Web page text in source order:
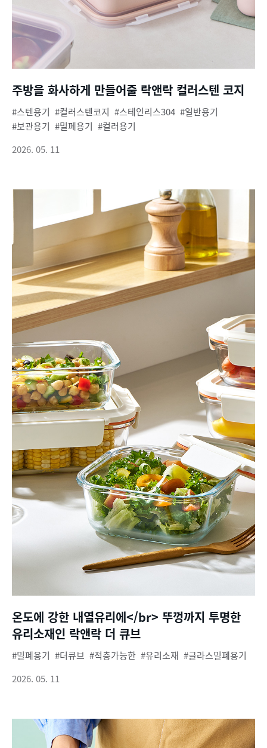
주방을 화사하게 만들어줄 락앤락 컬러스텐 코지
스텐용기 컬러스텐코지 스테인리스304
일반용기
보관용기
밀폐용기
컬러용기
2026. 05. 11
온도에 강한 내열유리에</br> 뚜껑까지 투명한
유리소재인 락앤락 더 큐브
밀폐용기 더큐브 적층가능한 유리소재
글라스밀폐용기
2026. 05. 11